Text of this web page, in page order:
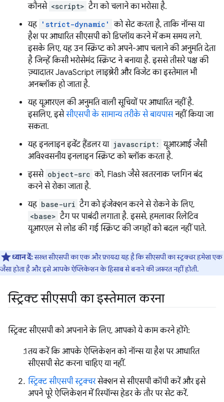
कौनसे <script> टैग को चलाने का भरोसा है.
यह 'strict-dynamic' को सेट करता है, ताकि नॉन्स या
हैश पर आधारित सीएसपी को डिप्लॉय करने में कम समय लगे.
इसके लिए, यह उन स्क्रिप्ट को अपने-आप चलाने की अनुमति देता
है जिन्हें किसी भरोसेमंद स्क्रिप्ट ने बनाया है. इससे तीसरे पक्ष की
ज़्यादातर JavaScript लाइब्रेरी और विजेट का इस्तेमाल भी
अनब्लॉक हो जाता है.
यह यूआरएल की अनुमति वाली सूचियों पर आधारित नहीं है.
इसलिए, इसेसीएसपी के सामान्य तरीके से बायपासनहीं किया जा
सकता.
यह इनलाइन इवेंट हैंडलर या javascript: यूआरआई जैसी
अविश्वसनीय इनलाइन स्क्रिप्ट को ब्लॉक करता है.
इससे object-src को, Flash जैसे खतरनाक प्लगिन बंद
करने से रोका जाता है.
यह base-uri टैग को इंजेक्शन करने से रोकने के लिए,
<base> टैग पर पाबंदी लगाता है. इससे, हमलावर रिलेटिव
यूआरएल से लोड की गई स्क्रिप्ट की जगहों को बदल नहीं पाते.
ध्यान दें:सख्त सीएसपी का एक और फ़ायदा यह है कि सीएसपी का स्ट्रक्चर हमेशा एक
जैसा होता है और इसे आपके ऐप्लिकेशन के हिसाब से बनाने की ज़रूरत नहीं होती.
स्ट्रिक्ट सीएसपी का इस्तेमाल करना
स्ट्रिक्ट सीएसपी को अपनाने के लिए, आपको ये काम करने होंगे:
तय करें कि आपके ऐप्लिकेशन को नॉन्स या हैश पर आधारित
सीएसपी सेट करना चाहिए या नहीं.
स्ट्रिक्ट सीएसपी स्ट्रक्चरसेक्शन से सीएसपी कॉपी करें और इसे
अपने पूरे ऐप्लिकेशन में रिस्पॉन्स हेडर के तौर पर सेट करें.